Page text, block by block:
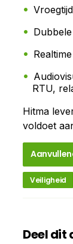
RTU,
Hitma
voldoet
Veiligheid
Deel dit